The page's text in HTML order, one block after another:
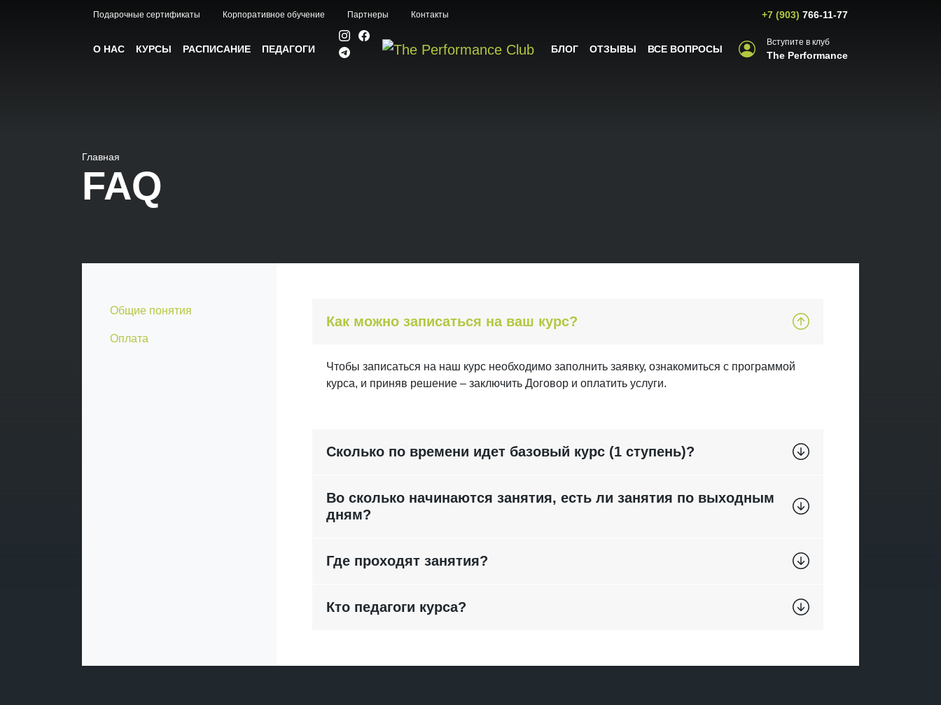
Подарочные сертификаты Корпоративное обучение Партнеры Контакты +7 (903) 766-11-77
О НАС КУРСЫ РАСПИСАНИЕ ПЕДАГОГИ БЛОГ ОТЗЫВЫ ВСЕ ВОПРОСЫ
Вступите в клуб
The Performance
Главная
FAQ
Общие понятия
Оплата
Как можно записаться на ваш курс?
Чтобы записаться на наш курс необходимо заполнить заявку, ознакомиться с программой
курса, и приняв решение – заключить Договор и оплатить услуги.
Сколько по времени идет базовый курс (1 ступень)?
Во сколько начинаются занятия, есть ли занятия по выходным
дням?
Где проходят занятия?
Кто педагоги курса?